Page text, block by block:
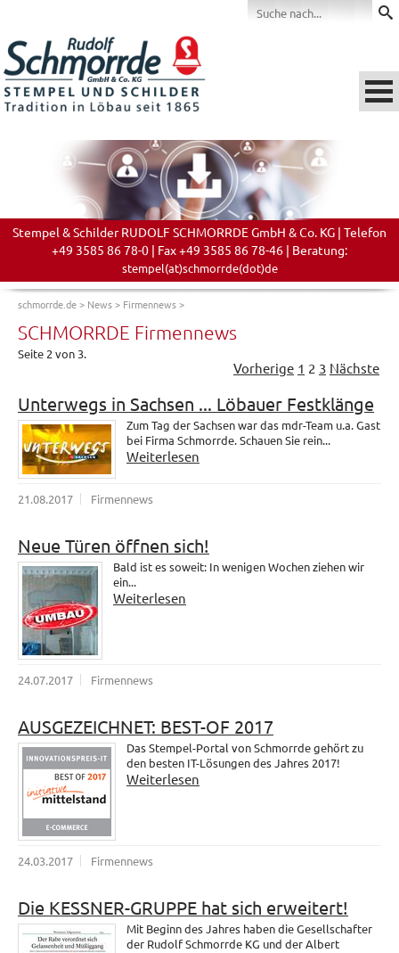
Stempel & Schilder RUDOLF SCHMORRDE GmbH & Co. KG | Telefon
+49 3585 86 78-0 | Fax +49 3585 86 78-46 | Beratung:
stempel(at)schmorrde(dot)de
schmorrde.de> News> Firmennews>
SCHMORRDE Firmennews
Seite 2 von 3.
Vorherige 1 2 3 Nächste
Unterwegs in Sachsen ... Löbauer Festklänge
Zum Tag der Sachsen war das mdr-Team u.a. Gast
bei Firma Schmorrde. Schauen Sie rein...
Weiterlesen
21.08.2017 Firmennews
Neue Türen öffnen sich!
Bald ist es soweit: In wenigen Wochen ziehen wir
ein...
Weiterlesen
24.07.2017 Firmennews
AUSGEZEICHNET: BEST-OF 2017
Das Stempel-Portal von Schmorrde gehört zu
den besten IT-Lösungen des Jahres 2017!
Weiterlesen
24.03.2017 Firmennews
Die KESSNER-GRUPPE hat sich erweitert!
Mit Beginn des Jahres haben die Gesellschafter
der Rudolf Schmorrde KG und der Albert